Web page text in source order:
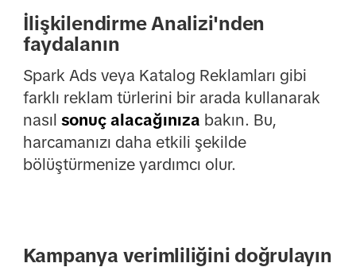
İlişkilendirme Analizi'nden
faydalanın
Spark Ads veya Katalog Reklamları gibi
farklı reklam türlerini bir arada kullanarak
nasıl sonuç alacağınıza bakın. Bu,
harcamanızı daha etkili şekilde
bölüştürmenize yardımcı olur.
Kampanya verimliliğini doğrulayın